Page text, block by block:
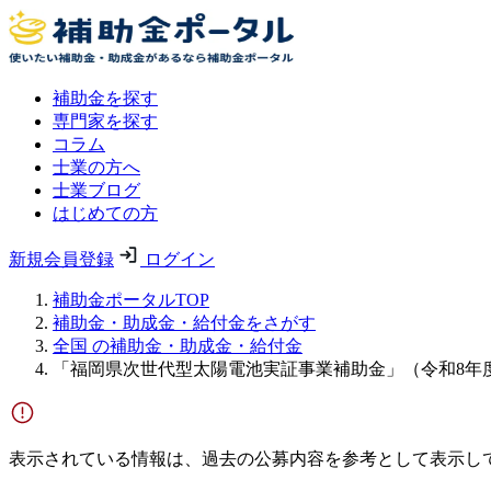
補助金を探す
専門家を探す
コラム
士業の方へ
士業ブログ
はじめての方
新規会員登録 ログイン
補助金ポータルTOP
補助金・助成金・給付金をさがす
全国 の補助金・助成金・給付金
「福岡県次世代型太陽電池実証事業補助金」（令和8年
表示されている情報は、過去の公募内容を参考として表示し